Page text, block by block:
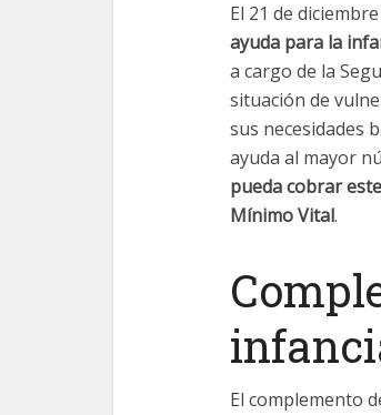
El 21 de
ayuda para la
a cargo de la
situación de
sus necesidades
ayuda al mayor
pueda cobrar
Mínimo Vital.
El complemento